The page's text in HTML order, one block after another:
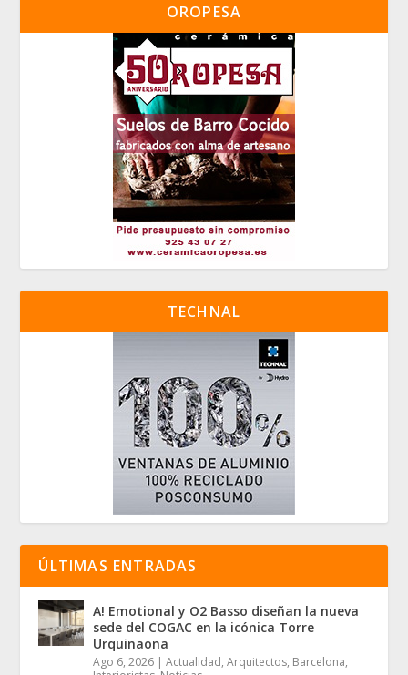
OROPESA
TECHNAL
ÚLTIMAS ENTRADAS
A! Emotional y O2 Basso diseñan la nueva
sede del COGAC en la icónica Torre
Urquinaona
Ago 6, 2026 |Actualidad,Arquitectos, Barcelona,